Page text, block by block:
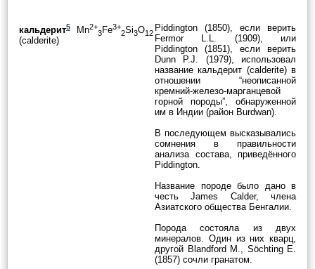
кальдерит5
(calderite)
Mn2+
3Fe3+
2Si3O12 Piddington (1850), если верить
Fermor L.L. (1909), или
Piddington (1851), если верить
Dunn P.J. (1979), использовал
название кальдерит (calderite) в
отношении “неописанной
кремний-железо-марганцевой
горной породы”, обнаруженной
им в Индии (район Burdwan).
В последующем высказывались
сомнения в правильности
анализа состава, приведённого
Piddington.
Название породе было дано в
честь James Calder, члена
Азиатского общества Бенгалии.
Порода состояла из двух
минералов. Один из них кварц,
другой Blandford M., Söchting E.
(1857) сочли гранатом.